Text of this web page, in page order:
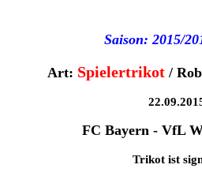
Saison: 2015/
Art: Spielertrikot /
FC Bayern - VfL
Trikot ist